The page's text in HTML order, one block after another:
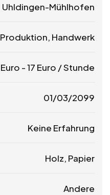
Uhldingen-Mühlhofen
Produktion, Handwerk
Euro -17 Euro / Stunde
01/03/2099
Keine Erfahrung
Holz, Papier
Andere